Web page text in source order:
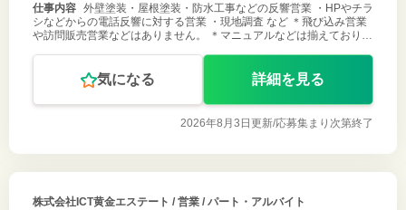
仕事内容 外壁塗装・屋根塗装・防水工事などの反響営業 ・HPやチラ
シなどからの電話反響に対する営業 ・現地調査 など ＊飛び込み営業
や訪問販売営業などはありません。 ＊マニュアルなどは揃えておりま
気になる 詳細を見る
2026年8月3日更新/応募集まり次第終了
株式会社ICT黄金エステート / 営業 / パート・アルバイト